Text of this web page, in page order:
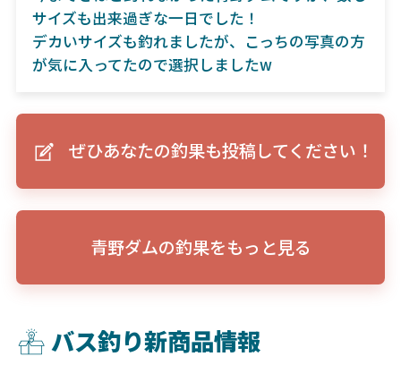
サイズも出来過ぎな一日でした！
デカいサイズも釣れましたが、こっちの写真の方
が気に入ってたので選択しましたw
ぜひあなたの釣果も投稿してください！
青野ダムの釣果をもっと見る
バス釣り新商品情報